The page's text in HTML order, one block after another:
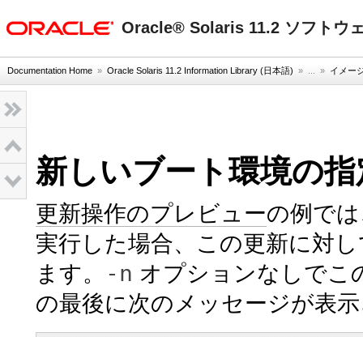
Oracle® Solaris 11.2 ソフトウ
Documentation Home » Oracle Solaris 11.2 Information Library (日本語) » ... » イメー
新しいブート環境の指
更新操作のプレビューの例で
実行した場合、この更新に対
ます。
-n オプションなしでこ
の最後に次のメッセージが表